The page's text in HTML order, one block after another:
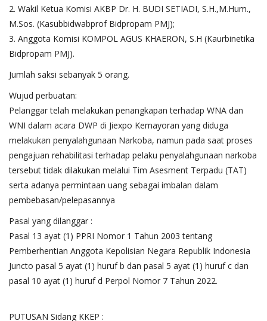
2. Wakil Ketua Komisi AKBP Dr. H. BUDI SETIADI, S.H.,M.Hum.,
M.Sos. (Kasubbidwabprof Bidpropam PMJ);
3. Anggota Komisi KOMPOL AGUS KHAERON, S.H (Kaurbinetika
Bidpropam PMJ).
Jumlah saksi sebanyak 5 orang.
Wujud perbuatan:
Pelanggar telah melakukan penangkapan terhadap WNA dan
WNI dalam acara DWP di Jiexpo Kemayoran yang diduga
melakukan penyalahgunaan Narkoba, namun pada saat proses
pengajuan rehabilitasi terhadap pelaku penyalahgunaan narkoba
tersebut tidak dilakukan melalui Tim Asesment Terpadu (TAT)
serta adanya permintaan uang sebagai imbalan dalam
pembebasan/pelepasannya
Pasal yang dilanggar :
Pasal 13 ayat (1) PPRI Nomor 1 Tahun 2003 tentang
Pemberhentian Anggota Kepolisian Negara Republik Indonesia
Juncto pasal 5 ayat (1) huruf b dan pasal 5 ayat (1) huruf c dan
pasal 10 ayat (1) huruf d Perpol Nomor 7 Tahun 2022.
PUTUSAN Sidang KKEP :